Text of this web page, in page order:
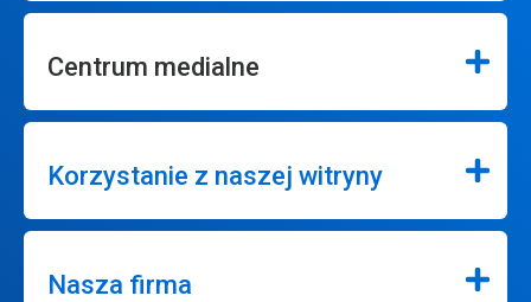
Centrum medialne
Korzystanie z naszej witryny
Nasza firma